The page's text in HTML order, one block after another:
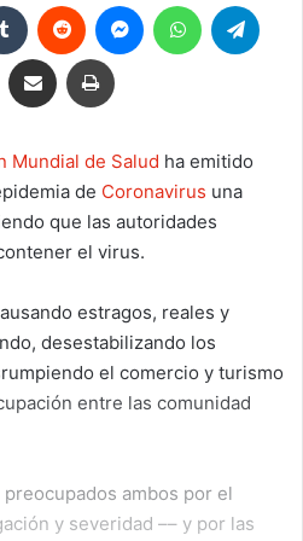
Tumblr Reddit MessengerWhatsApp
Compartir por correo electrónicoImprimir
Mundial de Salud ha emitido
de Coronavirus una
que las autoridades
el virus.
estragos, reales y
desestabilizando los
el comercio y turismo
entre las comunidad
ambos por el
y severidad –– y por las